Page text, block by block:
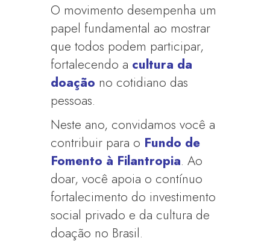
O movimento desempenha um
papel fundamental ao mostrar
que todos podem participar,
fortalecendo a cultura da
doação no cotidiano das
pessoas.
Neste ano, convidamos você a
contribuir para o Fundo de
Fomento à Filantropia. Ao
doar, você apoia o contínuo
fortalecimento do investimento
social privado e da cultura de
doação no Brasil.